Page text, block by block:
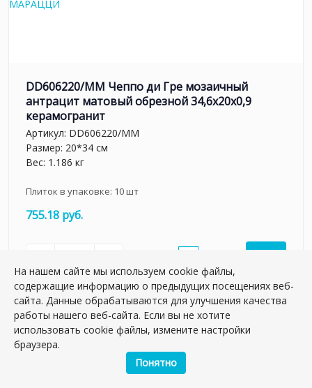
DD606220/MM Чеппо ди Гре мозаичный
антрацит матовый обрезной 34,6x20x0,9
керамогранит
Артикул: DD606220/MM
Размер: 20*34 см
Вес: 1.186 кг
Плиток в упаковке: 10шт
755.18 руб.
На нашем сайте мы используем cookie файлы,
содержащие информацию о предыдущих посещениях веб-
сайта. Данные обрабатываются для улучшения качества
работы нашего веб-сайта. Если вы не хотите
использовать cookie файлы, измените настройки
браузера.
Понятно